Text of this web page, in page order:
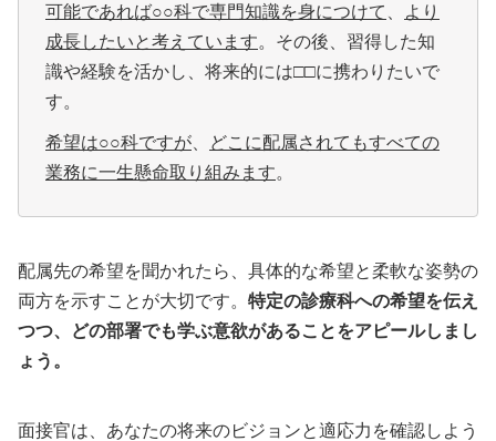
可能であれば○○科で専門知識を身につけて
より
成長したいと考えています。その後、習得した知
識や経験を活かし、将来的には□□に携わりたいで
す。
希望は○○科ですが
どこに配属されてもすべての
業務に一生懸命取り組みます。
配属先の希望を聞かれたら、具体的な希望と柔軟な姿勢の
両方を示すことが大切です。 特定の診療科への希望を伝え
つつ、どの部署でも学ぶ意欲があることをアピールしまし
ょう。
面接官は、あなたの将来のビジョンと適応力を確認しよう